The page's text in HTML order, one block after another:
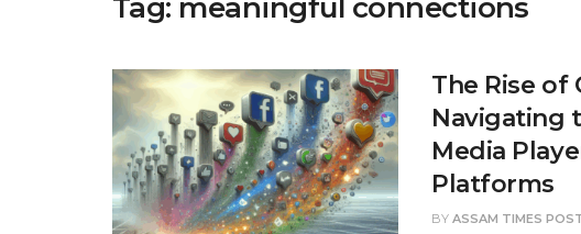
Tag: meaningful connections
The Rise of
Navigating
Media
Platforms
BY ASSAM TIMES